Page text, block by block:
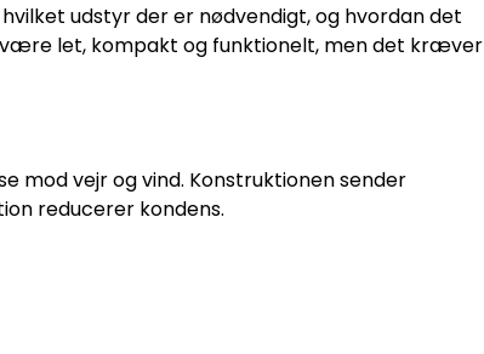
udstyr der er nødvendigt, og hvordan det
let, kompakt og funktionelt, men det kræver
mod vejr og vind. Konstruktionen sender
reducerer kondens.